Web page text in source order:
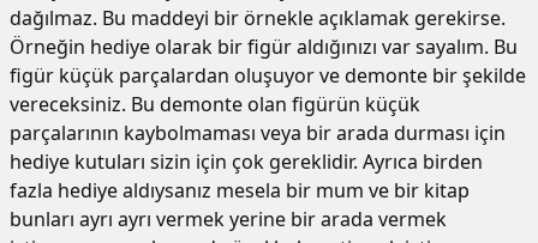
dağılmaz. Bu maddeyi bir örnekle açıklamak gerekirse.
Örneğin hediye olarak bir figür aldığınızı var sayalım. Bu
figür küçük parçalardan oluşuyor ve demonte bir şekilde
vereceksiniz. Bu demonte olan figürün küçük
parçalarının kaybolmaması veya bir arada durması için
hediye kutuları sizin için çok gereklidir. Ayrıca birden
fazla hediye aldıysanız mesela bir mum ve bir kitap
bunları ayrı ayrı vermek yerine bir arada vermek